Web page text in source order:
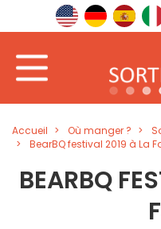
Accueil Où manger ?
BearBQ festival 2019 à La
BEARBQ